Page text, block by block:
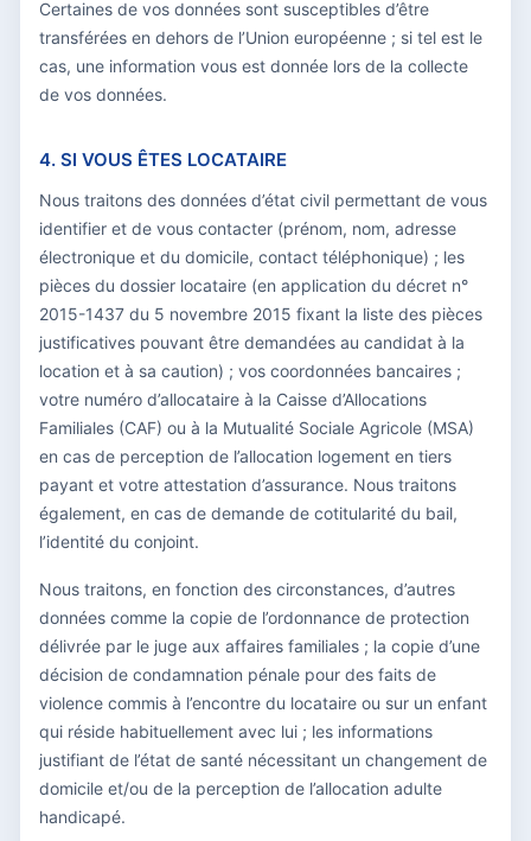
Certaines de vos données sont susceptibles d’être
transférées en dehors de l’Union européenne ; si tel est le
cas, une information vous est donnée lors de la collecte
de vos données.
4. SI VOUS ÊTES LOCATAIRE
Nous traitons des données d’état civil permettant de vous
identifier et de vous contacter (prénom, nom, adresse
électronique et du domicile, contact téléphonique) ; les
pièces du dossier locataire (en application du décret n°
2015-1437 du 5 novembre 2015 fixant la liste des pièces
justificatives pouvant être demandées au candidat à la
location et à sa caution) ; vos coordonnées bancaires ;
votre numéro d’allocataire à la Caisse d’Allocations
Familiales (CAF) ou à la Mutualité Sociale Agricole (MSA)
en cas de perception de l’allocation logement en tiers
payant et votre attestation d’assurance. Nous traitons
également, en cas de demande de cotitularité du bail,
l’identité du conjoint.
Nous traitons, en fonction des circonstances, d’autres
données comme la copie de l’ordonnance de protection
délivrée par le juge aux affaires familiales ; la copie d’une
décision de condamnation pénale pour des faits de
violence commis à l’encontre du locataire ou sur un enfant
qui réside habituellement avec lui ; les informations
justifiant de l’état de santé nécessitant un changement de
domicile et/ou de la perception de l’allocation adulte
handicapé.